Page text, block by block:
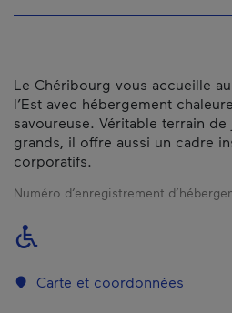
Le Chéribourg vous accueille
l’Est avec hébergement
savoureuse. Véritable terrain
grands, il offre aussi un cadre
corporatifs.
Numéro d’enregistrement
Carte et coordonnées